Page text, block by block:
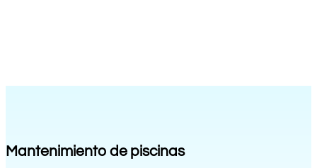
Mantenimiento de piscinas